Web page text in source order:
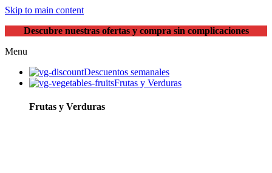
Skip to main content
Descubre nuestras ofertas y compra sin complicaciones
Menu
Descuentos semanales
Frutas y Verduras
Frutas y Verduras